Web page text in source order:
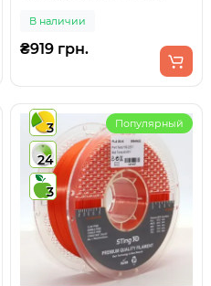
В наличии
₴919 грн.
3
24
3
Популярный